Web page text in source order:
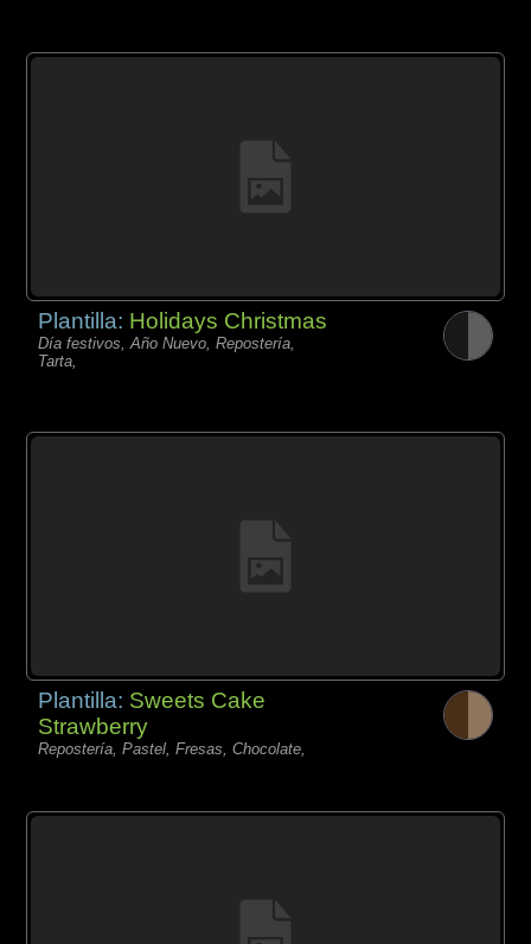
Plantilla: Holidays Christmas
Día festivos, Año Nuevo, Repostería,
Tarta,
Plantilla: Sweets Cake
Strawberry
Repostería, Pastel, Fresas, Chocolate,